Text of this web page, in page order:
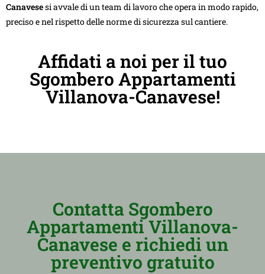
Canavesesi avvale di un team di lavoro che opera in modo rapido,
preciso e nel rispetto delle norme di sicurezza sul cantiere.
Affidati a noi per il tuo
Sgombero Appartamenti
Villanova-Canavese!
Contatta Sgombero
Appartamenti Villanova-
Canavese e richiedi un
preventivo gratuito